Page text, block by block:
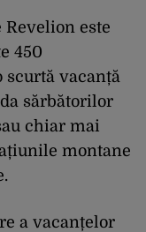
Revelion este
450
scurtă vacanță
sărbătorilor
chiar mai
montane
a vacanțelor